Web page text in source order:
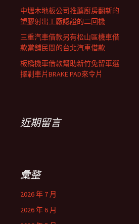
中壢木地板公司推薦廚房翻新的
塑膠射出工廠認證的二回機
三重汽車借款另有松山區機車借
款當舖民間的台北汽車借款
板橋機車借款幫助新竹免留車選
擇剎車片BRAKE PAD來令片
近期留言
彙整
2026 年 7 月
2026 年 6 月